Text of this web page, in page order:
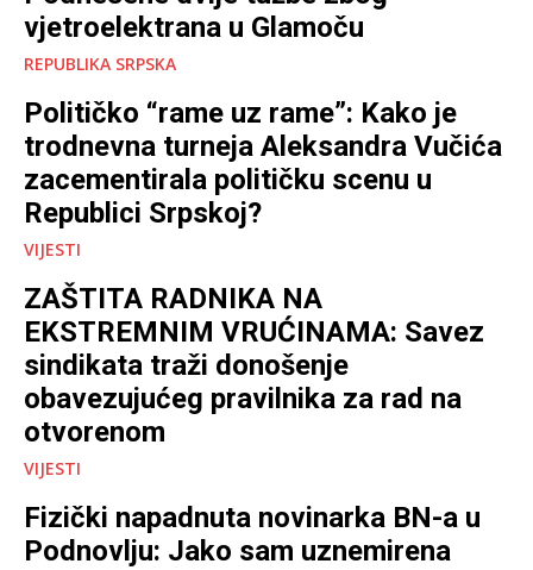
vjetroelektrana u Glamoču
REPUBLIKA SRPSKA
Političko “rame uz rame”: Kako je
trodnevna turneja Aleksandra Vučića
zacementirala političku scenu u
Republici Srpskoj?
VIJESTI
ZAŠTITA RADNIKA NA
EKSTREMNIM VRUĆINAMA: Savez
sindikata traži donošenje
obavezujućeg pravilnika za rad na
otvorenom
VIJESTI
Fizički napadnuta novinarka BN-a u
Podnovlju: Jako sam uznemirena